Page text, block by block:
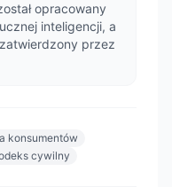
opracowany
inteligencji, a
przez
konsumentów
cywilny